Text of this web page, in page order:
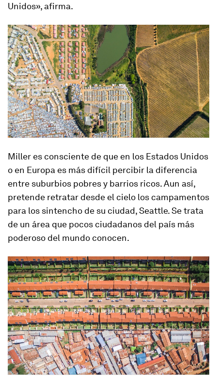
Unidos», afirma.
Miller es consciente de que en los Estados Unidos
o en Europa es más difícil percibir la diferencia
entre suburbios pobres y barrios ricos. Aun así,
pretende retratar desde el cielo los campamentos
para los sintencho de su ciudad, Seattle. Se trata
de un área que pocos ciudadanos del país más
poderoso del mundo conocen.